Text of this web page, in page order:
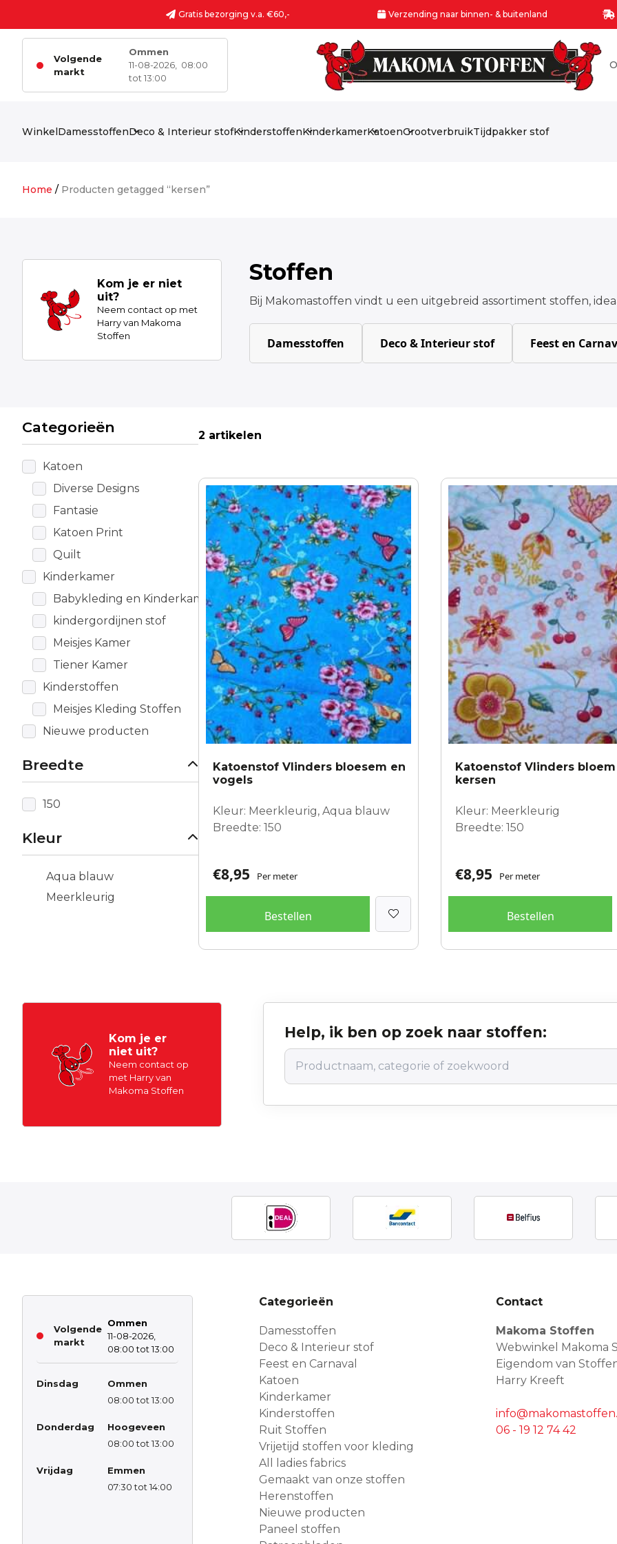
Gratis bezorging v.a. €60,- Verzending naar binnen- & buitenland
Volgende
markt
Ommen
11-08-2026,
08:00
tot 13:00
WinkelDamesstoffenDeco & Interieur stofKinderstoffenKinderkamerKatoenGrootverbruikTijdpakker stof
Home / Producten getagged “kersen”
Kom je er niet
uit?
Neem contact op met
Harry van Makoma
Stoffen
Stoffen
Bij Makomastoffen vindt u een uitgebreid assortiment stoffen,
Damesstoffen Deco & Interieur stof Feest en
Categorieën
Katoen
Diverse Designs
Fantasie
Katoen Print
Quilt
Kinderkamer
Babykleding en Kinderkamer
kindergordijnen stof
Meisjes Kamer
Tiener Kamer
Kinderstoffen
Meisjes Kleding Stoffen
Nieuwe producten
Breedte
150
Kleur
Aqua blauw
Meerkleurig
2 artikelen
Katoenstof Vlinders bloesem en
vogels
Kleur: Meerkleurig, Aqua blauw
Breedte: 150
€8,95 Per meter
Bestellen
Katoenstof Vlinders
kersen
Kleur: Meerkleurig
Breedte: 150
€8,95 Per meter
Bestellen
Kom je er
niet uit?
Neem contact op
met Harry van
Makoma Stoffen
Help, ik ben op zoek naar stoffen:
Volgende
markt
Ommen
11-08-2026,
08:00 tot 13:00
Dinsdag
Ommen
08:00 tot 13:00
Donderdag
Hoogeveen
08:00 tot 13:00
Vrijdag
Emmen
07:30 tot 14:00
Categorieën
Damesstoffen
Deco & Interieur stof
Feest en Carnaval
Katoen
Kinderkamer
Kinderstoffen
Ruit Stoffen
Vrijetijd stoffen voor kleding
All ladies fabrics
Gemaakt van onze stoffen
Herenstoffen
Nieuwe producten
Paneel stoffen
Contact
Makoma Stoffen
Webwinkel Makoma
Eigendom van
Harry Kreeft
06 - 19 12 74 42